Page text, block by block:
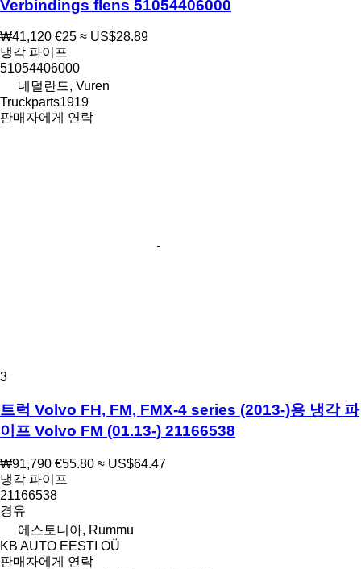
Verbindings flens 51054406000
₩41,120 €25 ≈ US$28.89
냉각 파이프
51054406000
네덜란드, Vuren
Truckparts1919
판매자에게 연락
3
트럭 Volvo FH, FM, FMX-4 series (2013-)용 냉각 파
이프 Volvo FM (01.13-) 21166538
₩91,790 €55.80 ≈ US$64.47
냉각 파이프
21166538
경유
에스토니아, Rummu
KB AUTO EESTI OÜ
판매자에게 연락